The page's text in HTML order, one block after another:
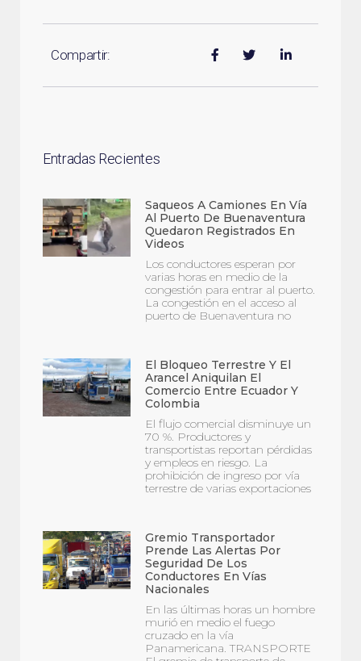
Compartir:
Entradas Recientes
Saqueos A Camiones En Vía
Al Puerto De Buenaventura
Quedaron Registrados En
Videos
Los conductores esperan por
varias horas en medio de la
congestión para entrar al puerto.
La congestión en el acceso al
puerto de Buenaventura no
El Bloqueo Terrestre Y El
Arancel Aniquilan El
Comercio Entre Ecuador Y
Colombia
El flujo comercial disminuye un
70 %. Productores y
transportistas reportan pérdidas
y empleos en riesgo. La
prohibición de ingreso por vía
terrestre de varias exportaciones
Gremio Transportador
Prende Las Alertas Por
Seguridad De Los
Conductores En Vías
Nacionales
En las últimas horas un hombre
murió en medio el fuego
cruzado en la vía
Panamericana. TRANSPORTE